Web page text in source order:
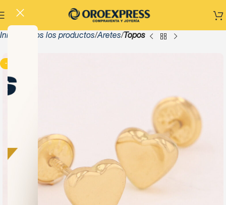
Inicio Todos los productos Aretes Topos
-13%